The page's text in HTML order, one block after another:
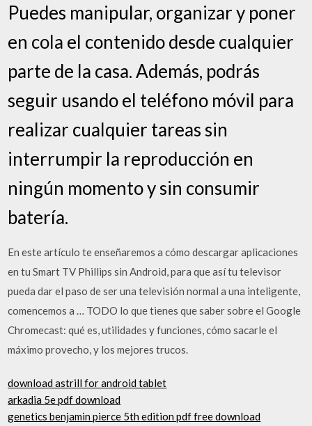
Puedes manipular, organizar y poner
en cola el contenido desde cualquier
parte de la casa. Además, podrás
seguir usando el teléfono móvil para
realizar cualquier tareas sin
interrumpir la reproducción en
ningún momento y sin consumir
batería.
En este artículo te enseñaremos a cómo descargar aplicaciones
en tu Smart TV Phillips sin Android, para que así tu televisor
pueda dar el paso de ser una televisión normal a una inteligente,
comencemos a … TODO lo que tienes que saber sobre el Google
Chromecast: qué es, utilidades y funciones, cómo sacarle el
máximo provecho, y los mejores trucos.
download astrill for android tablet
arkadia 5e pdf download
genetics benjamin pierce 5th edition pdf free download